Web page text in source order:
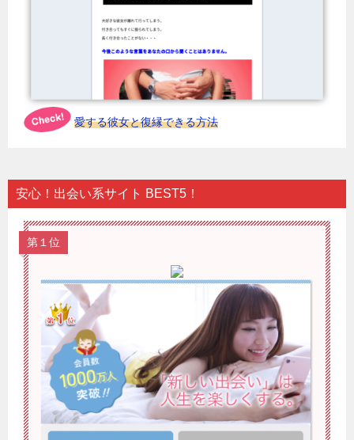
愛する彼女と復縁できる方法
安心！出会い系サイト BEST5！
第１位